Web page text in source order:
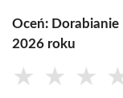
Oceń: Dorabianie
2026 roku
★ ★ ★